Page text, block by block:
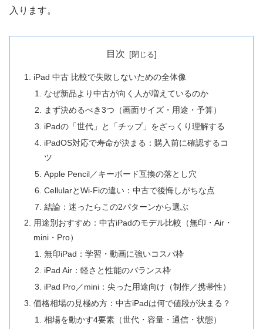
入ります。
目次
iPad 中古 比較で失敗しないための全体像
なぜ新品より中古が向く人が増えているのか
まず決めるべき3つ（画面サイズ・用途・予算）
iPadの「世代」と「チップ」をざっくり理解する
iPadOS対応で寿命が決まる：購入前に確認するコ
ツ
Apple Pencil／キーボード互換の落とし穴
CellularとWi-Fiの違い：中古で後悔しがちな点
結論：迷ったらこの2パターンから選ぶ
用途別おすすめ：中古iPadのモデル比較（無印・Air・
mini・Pro）
無印iPad：学習・動画に強いコスパ枠
iPad Air：軽さと性能のバランス枠
iPad Pro／mini：尖った用途向け（制作／携帯性）
価格相場の見極め方：中古iPadは何で値段が決まる？
相場を動かす4要素（世代・容量・通信・状態）